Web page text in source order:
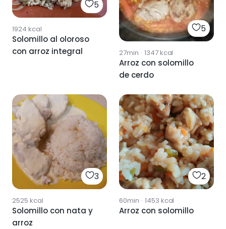
5
1924 kcal
Solomillo al oloroso
con arroz integral
5
27min · 1347kcal
Arroz con solomillo
de cerdo
3
2525 kcal
Solomillo con nata y
arroz
2
60min · 1453 kcal
Arroz con solomillo